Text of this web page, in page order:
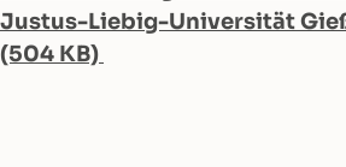
Justus-Liebig-Universität
(504 KB)